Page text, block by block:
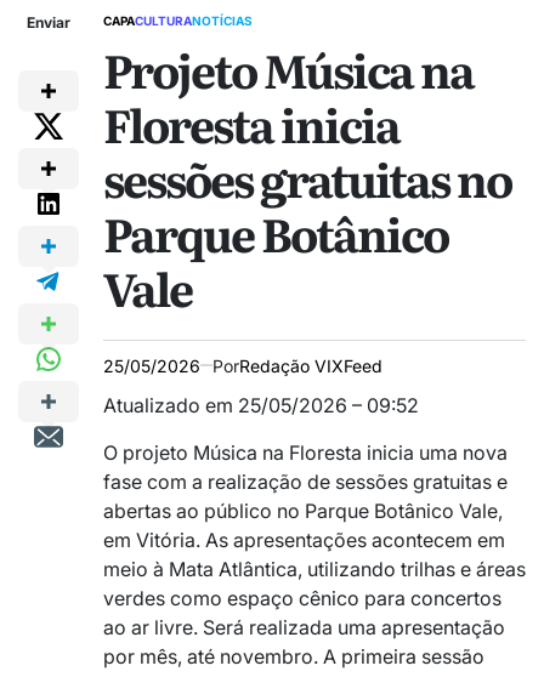
Enviar CAPACULTURANOTÍCIAS
Projeto Música na
Floresta inicia
sessões gratuitas no
Parque Botânico
Vale
25/05/2026 PorRedação VIXFeed
Atualizado em 25/05/2026 – 09:52
O projeto Música na Floresta inicia uma nova
fase com a realização de sessões gratuitas e
abertas ao público no Parque Botânico Vale,
em Vitória. As apresentações acontecem em
meio à Mata Atlântica, utilizando trilhas e áreas
verdes como espaço cênico para concertos
ao ar livre. Será realizada uma apresentação
por mês, até novembro. A primeira sessão